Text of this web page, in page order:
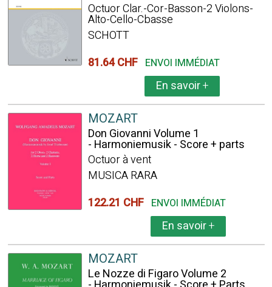
Octuor Clar.-Cor-Basson-2 Violons-
Alto-Cello-Cbasse
SCHOTT
81.64 CHF ENVOI IMMÉDIAT
En savoir+
MOZART
Don Giovanni Volume 1
- Harmoniemusik - Score + parts
Octuor à vent
MUSICA RARA
122.21 CHF ENVOI IMMÉDIAT
En savoir+
MOZART
Le Nozze di Figaro Volume 2